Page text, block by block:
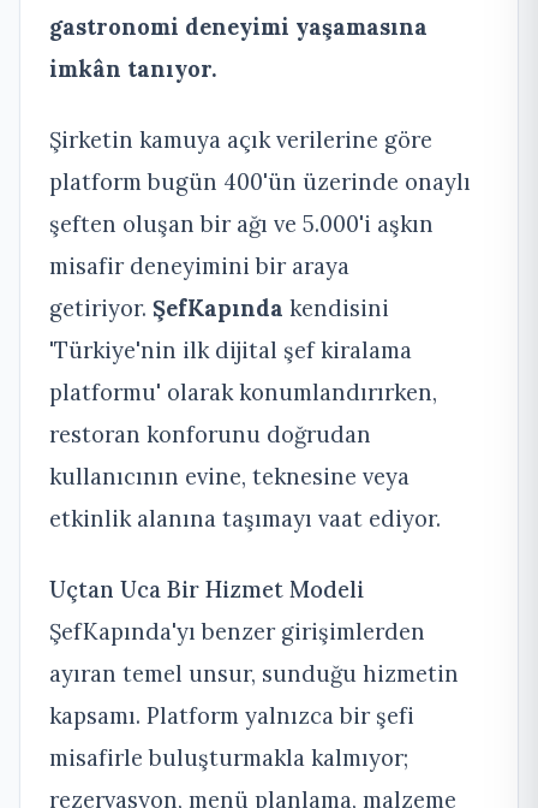
gastronomi deneyimi yaşamasına
imkân tanıyor.
Şirketin kamuya açık verilerine göre
platform bugün 400'ün üzerinde onaylı
şeften oluşan bir ağı ve 5.000'i aşkın
misafir deneyimini bir araya
getiriyor. ŞefKapında kendisini
'Türkiye'nin ilk dijital şef kiralama
platformu' olarak konumlandırırken,
restoran konforunu doğrudan
kullanıcının evine, teknesine veya
etkinlik alanına taşımayı vaat ediyor.
Uçtan Uca Bir Hizmet Modeli
ŞefKapında'yı benzer girişimlerden
ayıran temel unsur, sunduğu hizmetin
kapsamı. Platform yalnızca bir şefi
misafirle buluşturmakla kalmıyor;
rezervasyon, menü planlama, malzeme